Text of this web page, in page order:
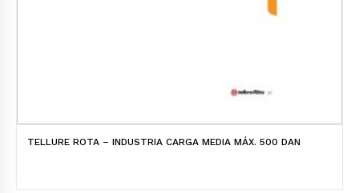
TELLURE ROTA – INDUSTRIA CARGA MEDIA MÁX. 500 DAN